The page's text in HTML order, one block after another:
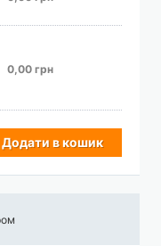
0,00 грн
Додати в кошик